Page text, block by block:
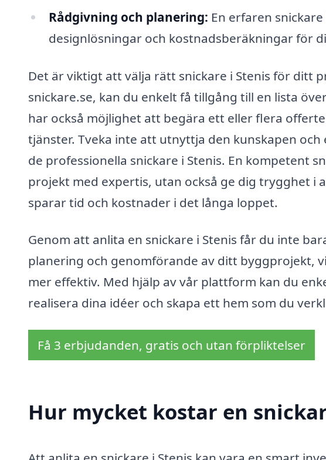
Rådgivning och planering: En erfaren
designlösningar och kostnadsberäkningar för
Det är viktigt att välja rätt snickare i Stenis för ditt
snickare.se, kan du enkelt få tillgång till en lista
har också möjlighet att begära ett eller flera
tjänster. Tveka inte att utnyttja den kunskapen
de professionella snickare i Stenis. En kompetent
projekt med expertis, utan också ge dig trygghet
sparar tid och kostnader i det långa loppet.
Genom att anlita en snickare i Stenis får du inte
planering och genomförande av ditt byggprojekt,
mer effektiv. Med hjälp av vår plattform kan du
realisera dina idéer och skapa ett hem som du
Få 3 erbjudanden, gratis och utan förpliktelser
Hur mycket kostar en